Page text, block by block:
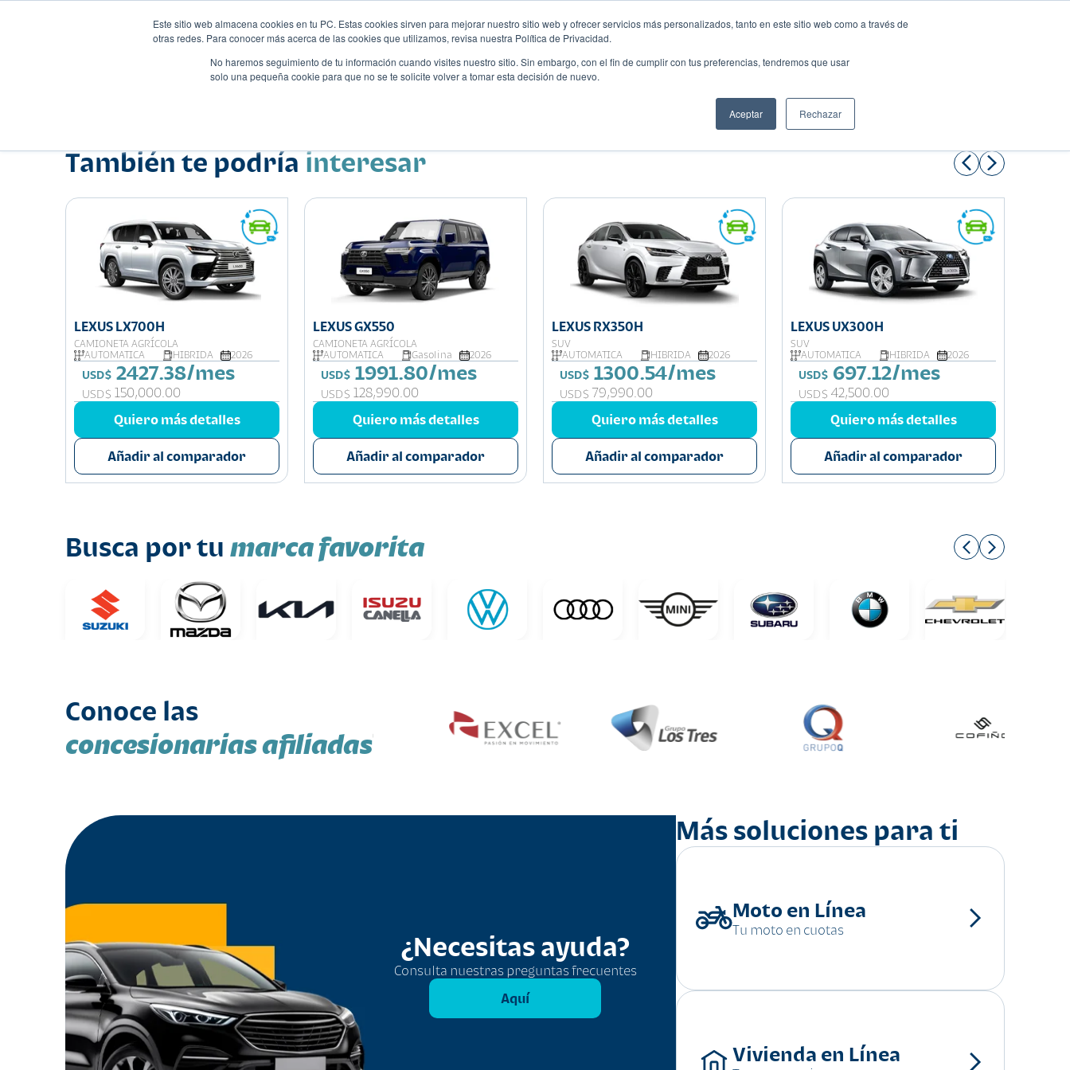
Este sitio web almacena cookies en tu PC. Estas cookies sirven para mejorar nuestro sitio web y ofrecer servicios más personalizados, tanto en este sitio web como a través de
otras redes. Para conocer más acerca de las cookies que utilizamos, revisa nuestra Política de Privacidad.
No haremos seguimiento de tu información cuando visites nuestro sitio. Sin embargo, con el fin de cumplir con tus preferencias, tendremos que usar
solo una pequeña cookie para que no se te solicite volver a tomar esta decisión de nuevo.
Aceptar Rechazar
Compartir:
También te podría interesar
LEXUS LX700H
CAMIONETA AGRÍCOLA
AUTOMATICA
HIBRIDA 2026
USD$ 2427.38/mes
USD$ 150,000.00
Quiero más detalles
Añadir al comparador
LEXUS GX550
CAMIONETA AGRÍCOLA
AUTOMATICA
Gasolina 2026
USD$ 1991.80/mes
USD$ 128,990.00
Quiero más detalles
Añadir al comparador
LEXUS RX350H
SUV
AUTOMATICA
HIBRIDA 2026
USD$ 1300.54/mes
USD$ 79,990.00
Quiero más detalles
Añadir al comparador
LEXUS UX300H
SUV
AUTOMATICA
HIBRIDA 2026
USD$ 697.12/mes
USD$ 42,500.00
Quiero más detalles
Añadir al comparador
Busca por tu marca favorita
Conoce las
concesionarias afiliadas
¿Necesitas ayuda?
Consulta nuestras preguntas frecuentes
Aquí
Más soluciones para ti
Moto en Línea
Tu moto en cuotas
Vivienda en Línea